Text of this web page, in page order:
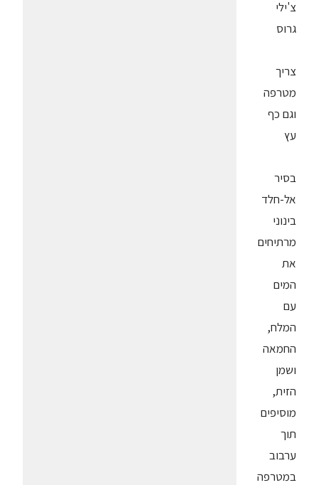
צ'ילי
גרוס
צריך
מטרפה
וגם כף
עץ
בסיר
אל-חלד
בינוני
מרתיחים
את
המים
עם
המלח,
החמאה
ושמן
הזית,
מוסיפים
תוך
ערבוב
במטרפה